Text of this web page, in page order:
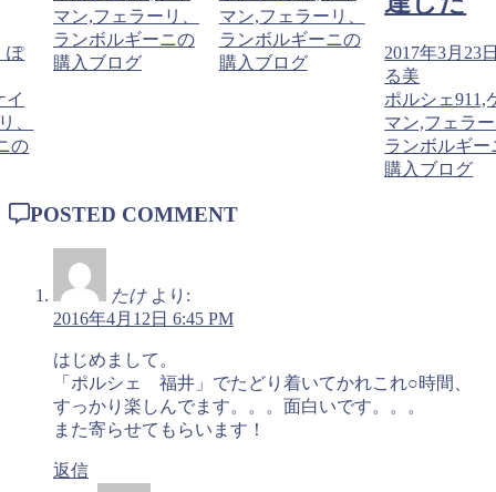
ぽ
イ
、
の
マン,フェラーリ、
ランボルギーニの
購入ブログ
マン,フェラーリ、
ランボルギーニの
購入ブログ
2017年3月23
る美
ポルシェ911,
マン,フェラ
ランボルギー
購入ブログ
POSTED COMMENT
たけ より:
2016年4月12日 6:45 PM
はじめまして。
「ポルシェ 福井」でたどり着いてかれこれ○時間、
すっかり楽しんでます。。。面白いです。。。
また寄らせてもらいます！
返信